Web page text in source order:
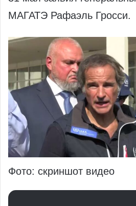
МАГАТЭ Рафаэль Гросси.
Фото: скриншот видео